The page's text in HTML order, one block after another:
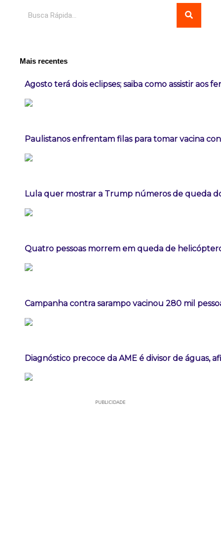
Mais recentes
Agosto terá dois eclipses; saiba como assistir aos
Paulistanos enfrentam filas para tomar vacina
Lula quer mostrar a Trump números de queda
Quatro pessoas morrem em queda de
Campanha contra sarampo vacinou 280 mil
Diagnóstico precoce da AME é divisor de águas,
PUBLICIDADE